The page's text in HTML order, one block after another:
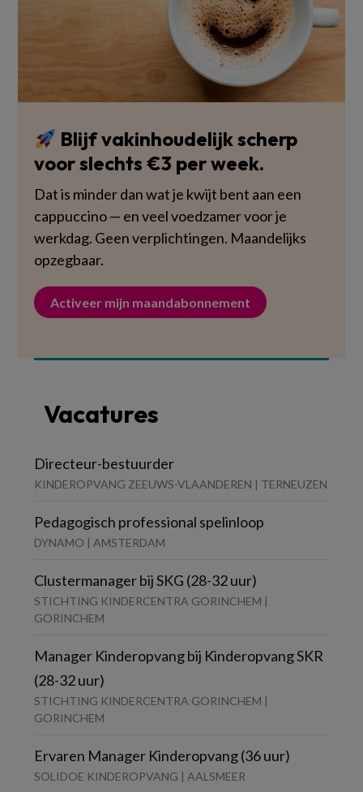
Blijf vakinhoudelijk scherp
voor slechts €3 per week.
Dat is minder dan wat je kwijt bent aan een
cappuccino — en veel voedzamer voor je
werkdag. Geen verplichtingen. Maandelijks
opzegbaar.
Activeer mijn maandabonnement
Vacatures
Directeur-bestuurder
KINDEROPVANG ZEEUWS-VLAANDEREN | TERNEUZEN
Pedagogisch professional spelinloop
DYNAMO | AMSTERDAM
Clustermanager bij SKG (28-32 uur)
STICHTING KINDERCENTRA GORINCHEM |
GORINCHEM
Manager Kinderopvang bij Kinderopvang SKR
(28-32 uur)
STICHTING KINDERCENTRA GORINCHEM |
GORINCHEM
Ervaren Manager Kinderopvang (36 uur)
SOLIDOE KINDEROPVANG | AALSMEER